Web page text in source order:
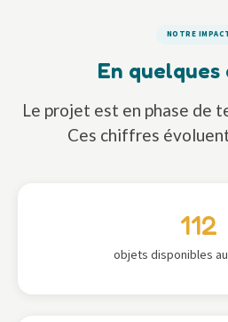
NOTRE
En
Le projet est en phase de
Ces chiffres
112
objets disponibles